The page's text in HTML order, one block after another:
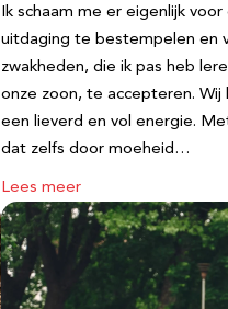
Ik schaam me er eigenlijk
uitdaging te bestempelen en
zwakheden, die ik pas heb
onze zoon, te accepteren. Wij
een lieverd en vol energie.
dat zelfs door moeheid…
Lees meer